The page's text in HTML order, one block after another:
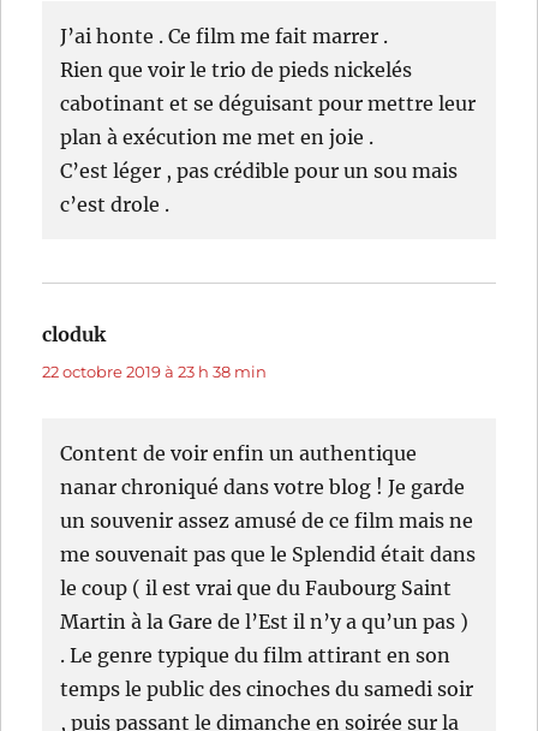
J’ai honte . Ce film me fait marrer .
Rien que voir le trio de pieds nickelés
cabotinant et se déguisant pour mettre leur
plan à exécution me met en joie .
C’est léger , pas crédible pour un sou mais
c’est drole .
cloduk
22 octobre 2019 à 23 h 38 min
Content de voir enfin un authentique
nanar chroniqué dans votre blog ! Je garde
un souvenir assez amusé de ce film mais ne
me souvenait pas que le Splendid était dans
le coup ( il est vrai que du Faubourg Saint
Martin à la Gare de l’Est il n’y a qu’un pas )
. Le genre typique du film attirant en son
temps le public des cinoches du samedi soir
, puis passant le dimanche en soirée sur la